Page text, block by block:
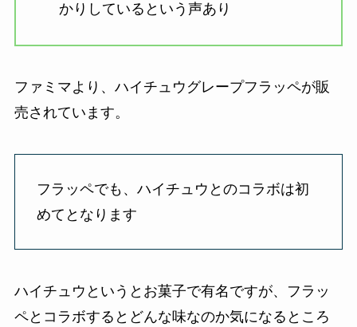
かりしているという声あり
ファミマより、ハイチュウグレープフラッペが販
売されています。
フラッペでも、ハイチュウとのコラボは初
めてとなります
ハイチュウというとお菓子で有名ですが、フラッ
ペとコラボするとどんな味なのか気になるところ